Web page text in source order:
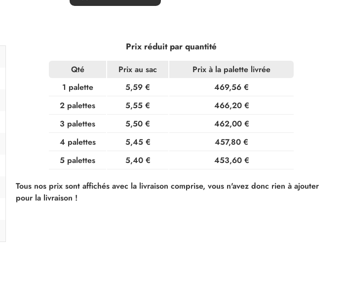
Prix réduit par quantité
Qté Prix au sac
Prix à la palette livrée
1 palette
5,59 €
469,56 €
2 palettes
5,55 €
466,20 €
3 palettes
5,50 €
462,00 €
4 palettes
5,45 €
457,80 €
5 palettes
5,40 € 453,60 €
Tous nos prix sont affichés avec la livraison comprise, vous n'avez donc rien à ajouter
pour la livraison !